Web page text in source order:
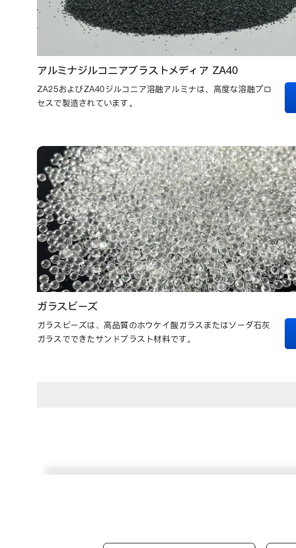
アルミナジルコニアブラストメディア ZA40
ZA25およびZA40ジルコニア溶融アルミナは、高度な溶融プロ
セスで製造されています。
ガラスビーズ
ガラスビーズは、高品質のホウケイ酸ガラスまたはソーダ石灰
ガラスでできたサンドブラスト材料です。